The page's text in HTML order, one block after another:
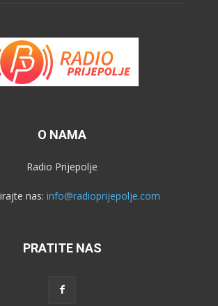
O NAMA
Radio Prijepolje
nas: info@radioprijepolje.com
PRATITE NAS